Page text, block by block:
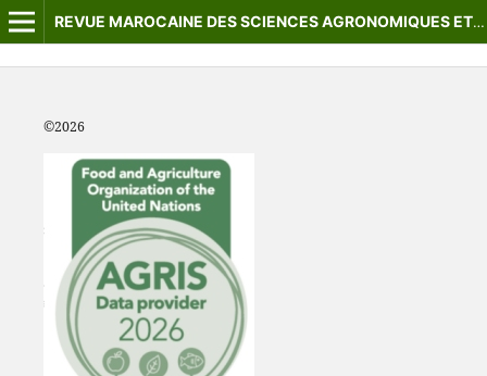
REVUE MAROCAINE DES SCIENCES AGRONOMIQUES ET VÉTÉRINAIRES
©2026